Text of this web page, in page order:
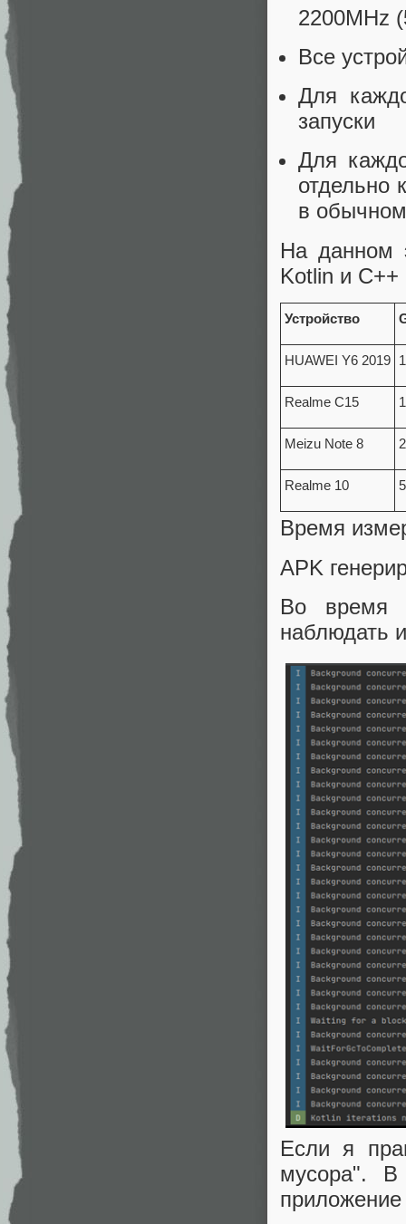
2200MHz
Все
Для
запуски
Для
отдельно
в
На данном
Kotlin и С++
Устройство
HUAWEI Y6 2019
Realme C15
Meizu Note 8
Realme 10
Время
APK
Во время
наблюдать
Если я
мусора". В